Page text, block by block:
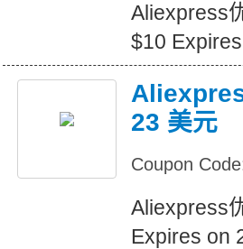
Aliexpress
$10
23 美元
Coupon
Aliexpress
Expires on